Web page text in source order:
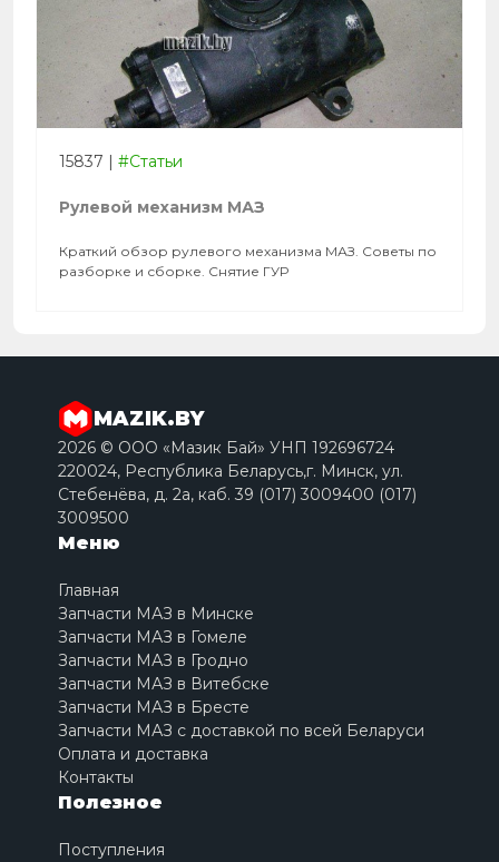
15837 | #Статьи
Рулевой механизм МАЗ
Краткий обзор рулевого механизма МАЗ. Советы по
разборке и сборке. Снятие ГУР
MAZIK.BY
2026 © ООО «Мазик Бай» УНП 192696724
220024, Республика Беларусь,г. Минск, ул.
Стебенёва, д. 2a, каб. 39 (017) 3009400 (017)
3009500
Меню
Главная
Запчасти МАЗ в Минске
Запчасти МАЗ в Гомеле
Запчасти МАЗ в Гродно
Запчасти МАЗ в Витебске
Запчасти МАЗ в Бресте
Запчасти МАЗ с доставкой по всей Беларуси
Оплата и доставка
Контакты
Полезное
Поступления